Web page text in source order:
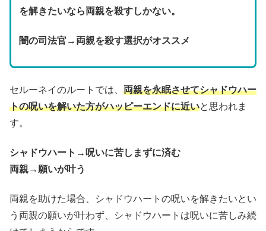
を解きたいなら両親を殺すしかない。
闇の司法官→両親を殺す選択がオススメ
セルーネイのルートでは、 両親を永眠させてシャドウハー
トの呪いを解いた方がハッピーエンドに近いと思われま
す。
シャドウハート→呪いに苦しまずに済む
両親→願いが叶う
両親を助けた場合、シャドウハートの呪いを解きたいとい
う両親の願いが叶わず、シャドウハートは呪いに苦しみ続